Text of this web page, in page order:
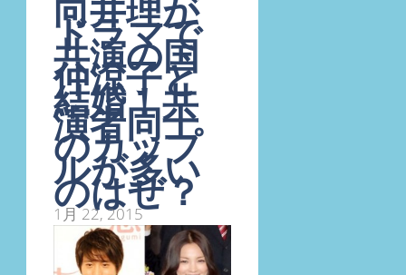
ドラマで
共演の国
仲涼子と
結婚！共
演者同士
のカップ
ルが多い
のはぜ？
1月 22, 2015